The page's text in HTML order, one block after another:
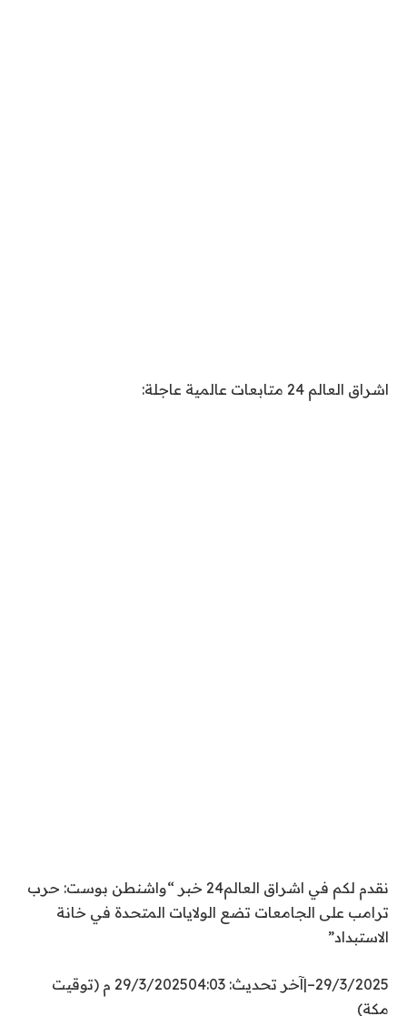
اشراق العالم 24 متابعات عالمية عاجلة:
نقدم لكم في اشراق العالم24 خبر “واشنطن بوست: حرب
ترامب على الجامعات تضع الولايات المتحدة في خانة
الاستبداد”
29/3/2025
–
|آخر تحديث: 29/3/2025
04:03 م (توقيت
مكة)